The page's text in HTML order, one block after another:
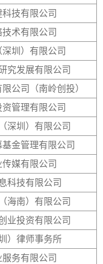
技有限公司
术有限公司
圳）有限公司
究发展有限公司
公司（南岭创投）
管理有限公司
深圳）有限公司
金管理有限公司
媒有限公司
科技有限公司
海南）有限公司
业投资有限公司
）律师事务所
务有限公司